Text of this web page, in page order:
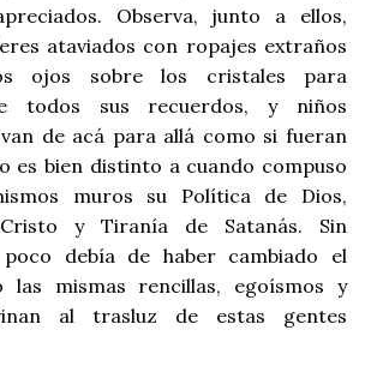
Observa, junto a ellos,
ataviados con ropajes extraños
ojos sobre los cristales para
todos sus recuerdos, y niños
de acá para allá como si fueran
es bien distinto a cuando compuso
muros su Política de Dios,
y Tiranía de Satanás. Sin
debía de haber cambiado el
las mismas rencillas, egoísmos y
al trasluz de estas gentes